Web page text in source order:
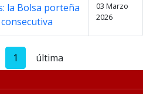
la Bolsa porteña
03 Marzo
2026
1 última